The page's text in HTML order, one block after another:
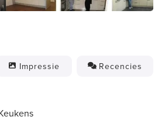
Impressie Recencies